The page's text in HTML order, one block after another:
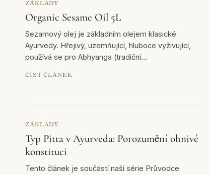
ZÁKLADY
Organic Sesame Oil 5L
Sezamový olej je základním olejem klasické
Ayurvedy. Hřejivý, uzemňující, hluboce vyživující,
používá se pro Abhyanga (tradiční…
ČÍST ČLÁNEK
ZÁKLADY
Typ Pitta v Ayurveda: Porozumění ohnivé
konstituci
Tento článek je součástí naší série Průvodce